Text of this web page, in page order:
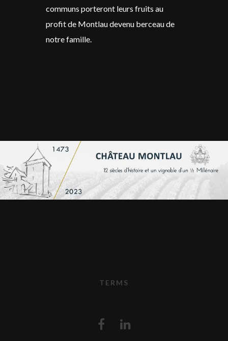
communs porteront leurs fruits au
profit de Montlau devenu berceau de
notre famille.
TERMS